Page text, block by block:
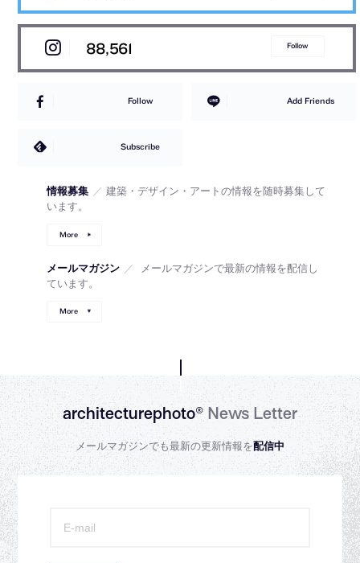
88,561 Follow
Follow Add Friends
Subscribe
情報募集 ／ 建築・デザイン・アートの情報を随時募集して
います。
More
メールマガジン ／
メールマガジンで最新の情報を配信し
ています。
More
architecturephoto®News Letter
メールマガジンでも最新の更新情報を配信中